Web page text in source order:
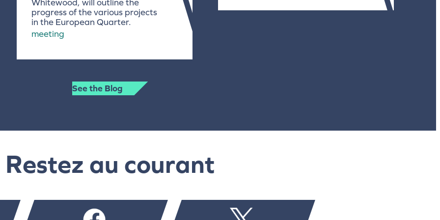
Whitewood, will outline the
progress of the various projects
in the European Quarter.
meeting
See the Blog
Restez au courant